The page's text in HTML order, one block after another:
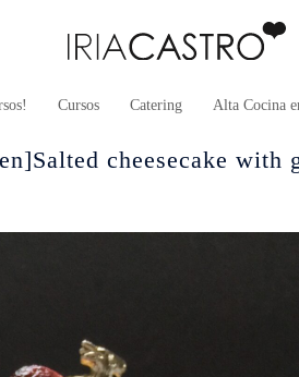
Cursos Catering Alta Cocina
cheesecake with